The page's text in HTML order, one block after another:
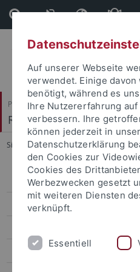
Direkt
zum
Inhalt
Direkt
zur
Fußleiste
Philosophische Fakultät
Romanisches Seminar
Sie sind hier: Startseite ...
Zur Person
Lehre
Betreute Arbeiten
Auf unserer Webseite
verwendet. Einige
benötigt, während es
Ihre Nutzererfahrung
verbessern. Ihre
können jederzeit in
Datenschutzerklärung
den Cookies zur
Cookies des
Werbezwecken gesetzt
mit weiteren Diensten
verknüpft.
Essentiell